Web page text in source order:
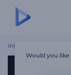
Inicio
Would you like